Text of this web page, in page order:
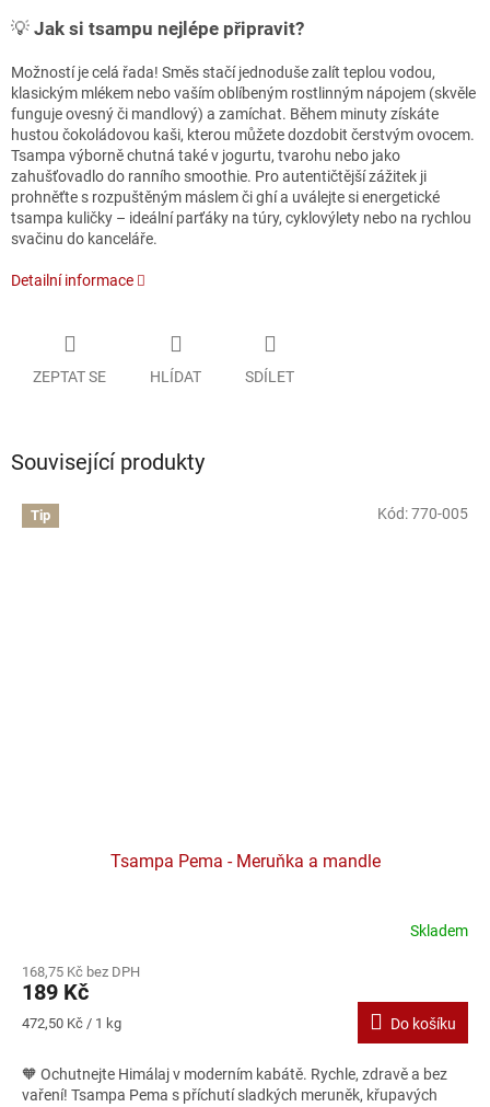
💡 Jak si tsampu nejlépe připravit?
Možností je celá řada! Směs stačí jednoduše zalít teplou vodou,
klasickým mlékem nebo vaším oblíbeným rostlinným nápojem (skvěle
funguje ovesný či mandlový) a zamíchat. Během minuty získáte
hustou čokoládovou kaši, kterou můžete dozdobit čerstvým ovocem.
Tsampa výborně chutná také v jogurtu, tvarohu nebo jako
zahušťovadlo do ranního smoothie. Pro autentičtější zážitek ji
prohněťte s rozpuštěným máslem či ghí a uválejte si energetické
tsampa kuličky – ideální parťáky na túry, cyklovýlety nebo na rychlou
svačinu do kanceláře.
Detailní informace
ZEPTAT SE HLÍDAT SDÍLET
Související produkty
Tip
Tsampa Pema - Meruňka a mandle
produktu
je
4,8
hvězdiček.
Skladem
168,75 Kč bez DPH
189 Kč
Měrná
472,50 Kč / 1 kg Do košíku
🧡 Ochutnejte Himálaj v moderním kabátě. Rychle, zdravě a bez
vaření! Tsampa Pema s příchutí sladkých meruněk, křupavých
Kód:770-005